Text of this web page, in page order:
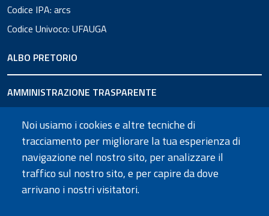
Codice IPA: arcs
Codice Univoco: UFAUGA
ALBO PRETORIO
AMMINISTRAZIONE TRASPARENTE
URP
SEGUICI SU
Noi usiamo i cookies e altre tecniche di
tracciamento per migliorare la tua esperienza di
navigazione nel nostro sito, per analizzare il
traffico sul nostro sito, e per capire da dove
arrivano i nostri visitatori.